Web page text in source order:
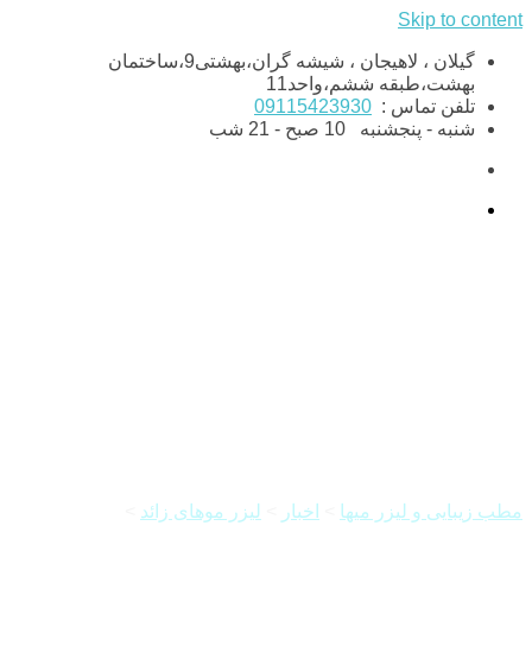
Skip to content
گیلان ، لاهیجان ، شیشه گران،بهشتی9،ساختمان
بهشت،طبقه ششم،واحد11
تلفن تماس : 09115423930
شنبه - پنجشنبه
مطب زیبایی و لیزر میها اخبار لیزر موهای زائد